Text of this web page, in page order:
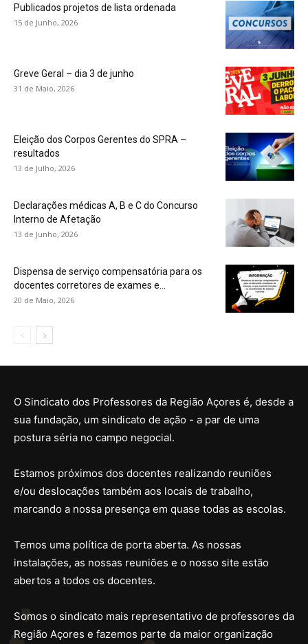
Publicados projetos de lista ordenada
15 de Junho, 2026
Greve Geral – dia 3 de junho
31 de Maio, 2026
Eleição dos Corpos Gerentes do SPRA –
resultados
13 de Julho, 2026
Declarações médicas A, B e C do Concurso
Interno de Afetação
13 de Junho, 2026
Dispensa de serviço compensatória para os
docentes corretores de exames e...
20 de Maio, 2026
O Sindicato dos Professores da Região Açores é, desde a
sua fundação, um sindicato de ação - a par de uma
postura séria no campo negocial.
Estamos próximos dos docentes realizando reuniões
e/ou deslocações também aos locais de trabalho,
marcando a nossa presença em quase todas as escolas.
Temos uma política de porta aberta. As nossas
instalações, as nossas reuniões e o nosso site estão
abertos a todos os docentes.
Somos o sindicato mais representativo de professores da
Região Açores e fazemos parte da maior organização